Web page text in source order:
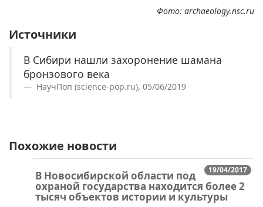
Фото: archaeology.nsc.ru
Источники
В Сибири нашли захоронение шамана
бронзового века
НаучПоп (science-pop.ru), 05/06/2019
Похожие новости
19/04/2017
В Новосибирской области под
охраной государства находится более 2
тысяч объектов истории и культуры